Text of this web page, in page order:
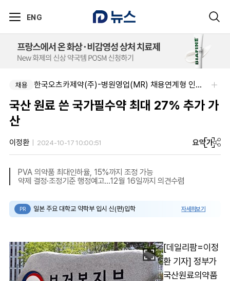
ENG
채용 한국오츠카제약(주)-병원영업(MR) 채용연계형 인턴(신입사원) 모집 공고
국산 원료 쓴 국가필수약 최대 27% 추가 가
산
이정환 2024-10-17 10:00:51 요약가
PVA 의약품 최대인하율, 15%까지 조정 가능
약제 결정·조정기준 행정예고…12월 16일까지 의견수렴
PR 일본 주요 대학교 약학부 입시 신(편)입학 자세히보기
[데일리팜=이정
환 기자] 정부가
국산원료의약품